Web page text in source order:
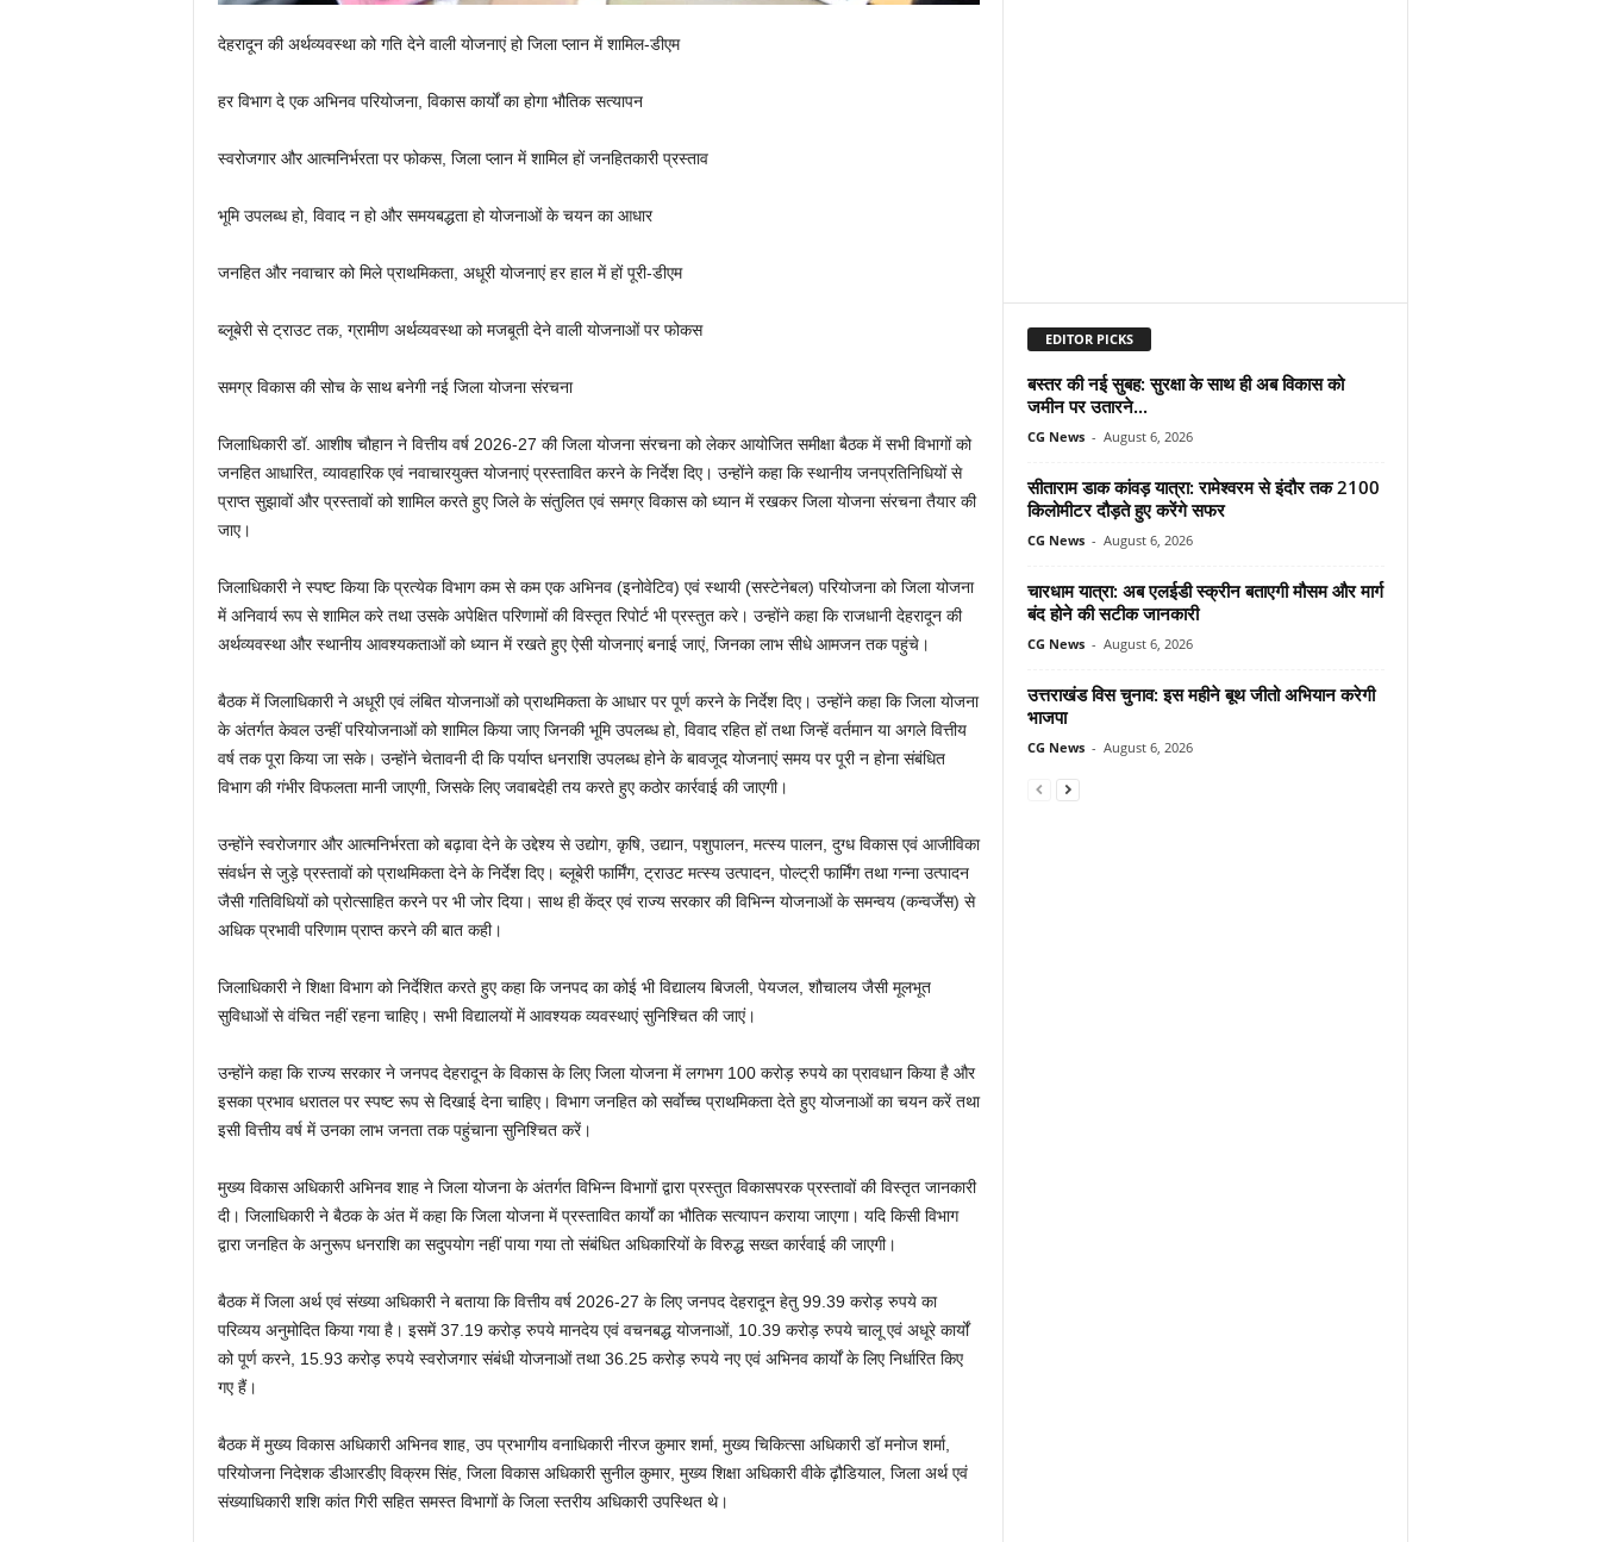
देहरादून की अर्थव्यवस्था को गति देने वाली योजनाएं हो जिला प्लान में शामिल-डीएम
हर विभाग दे एक अभिनव परियोजना, विकास कार्यों का होगा भौतिक सत्यापन
स्वरोजगार और आत्मनिर्भरता पर फोकस, जिला प्लान में शामिल हों जनहितकारी प्रस्ताव
भूमि उपलब्ध हो, विवाद न हो और समयबद्धता हो योजनाओं के चयन का आधार
जनहित और नवाचार को मिले प्राथमिकता, अधूरी योजनाएं हर हाल में हों पूरी-डीएम
ब्लूबेरी से ट्राउट तक, ग्रामीण अर्थव्यवस्था को मजबूती देने वाली योजनाओं पर फोकस
समग्र विकास की सोच के साथ बनेगी नई जिला योजना संरचना
जिलाधिकारी डॉ. आशीष चौहान ने वित्तीय वर्ष 2026-27 की जिला योजना संरचना को लेकर आयोजित समीक्षा बैठक में सभी विभागों को
जनहित आधारित, व्यावहारिक एवं नवाचारयुक्त योजनाएं प्रस्तावित करने के निर्देश दिए। उन्होंने कहा कि स्थानीय जनप्रतिनिधियों से
प्राप्त सुझावों और प्रस्तावों को शामिल करते हुए जिले के संतुलित एवं समग्र विकास को ध्यान में रखकर जिला योजना संरचना तैयार की
जाए।
जिलाधिकारी ने स्पष्ट किया कि प्रत्येक विभाग कम से कम एक अभिनव (इनोवेटिव) एवं स्थायी (सस्टेनेबल) परियोजना को जिला योजना
में अनिवार्य रूप से शामिल करे तथा उसके अपेक्षित परिणामों की विस्तृत रिपोर्ट भी प्रस्तुत करे। उन्होंने कहा कि राजधानी देहरादून की
अर्थव्यवस्था और स्थानीय आवश्यकताओं को ध्यान में रखते हुए ऐसी योजनाएं बनाई जाएं, जिनका लाभ सीधे आमजन तक पहुंचे।
बैठक में जिलाधिकारी ने अधूरी एवं लंबित योजनाओं को प्राथमिकता के आधार पर पूर्ण करने के निर्देश दिए। उन्होंने कहा कि जिला योजना
के अंतर्गत केवल उन्हीं परियोजनाओं को शामिल किया जाए जिनकी भूमि उपलब्ध हो, विवाद रहित हों तथा जिन्हें वर्तमान या अगले वित्तीय
वर्ष तक पूरा किया जा सके। उन्होंने चेतावनी दी कि पर्याप्त धनराशि उपलब्ध होने के बावजूद योजनाएं समय पर पूरी न होना संबंधित
विभाग की गंभीर विफलता मानी जाएगी, जिसके लिए जवाबदेही तय करते हुए कठोर कार्रवाई की जाएगी।
उन्होंने स्वरोजगार और आत्मनिर्भरता को बढ़ावा देने के उद्देश्य से उद्योग, कृषि, उद्यान, पशुपालन, मत्स्य पालन, दुग्ध विकास एवं आजीविका
संवर्धन से जुड़े प्रस्तावों को प्राथमिकता देने के निर्देश दिए। ब्लूबेरी फार्मिंग, ट्राउट मत्स्य उत्पादन, पोल्ट्री फार्मिंग तथा गन्ना उत्पादन
जैसी गतिविधियों को प्रोत्साहित करने पर भी जोर दिया। साथ ही केंद्र एवं राज्य सरकार की विभिन्न योजनाओं के समन्वय (कन्वर्जेंस) से
अधिक प्रभावी परिणाम प्राप्त करने की बात कही।
जिलाधिकारी ने शिक्षा विभाग को निर्देशित करते हुए कहा कि जनपद का कोई भी विद्यालय बिजली, पेयजल, शौचालय जैसी मूलभूत
सुविधाओं से वंचित नहीं रहना चाहिए। सभी विद्यालयों में आवश्यक व्यवस्थाएं सुनिश्चित की जाएं।
उन्होंने कहा कि राज्य सरकार ने जनपद देहरादून के विकास के लिए जिला योजना में लगभग 100 करोड़ रुपये का प्रावधान किया है और
इसका प्रभाव धरातल पर स्पष्ट रूप से दिखाई देना चाहिए। विभाग जनहित को सर्वाेच्च प्राथमिकता देते हुए योजनाओं का चयन करें तथा
इसी वित्तीय वर्ष में उनका लाभ जनता तक पहुंचाना सुनिश्चित करें।
मुख्य विकास अधिकारी अभिनव शाह ने जिला योजना के अंतर्गत विभिन्न विभागों द्वारा प्रस्तुत विकासपरक प्रस्तावों की विस्तृत जानकारी
दी। जिलाधिकारी ने बैठक के अंत में कहा कि जिला योजना में प्रस्तावित कार्यों का भौतिक सत्यापन कराया जाएगा। यदि किसी विभाग
द्वारा जनहित के अनुरूप धनराशि का सदुपयोग नहीं पाया गया तो संबंधित अधिकारियों के विरुद्ध सख्त कार्रवाई की जाएगी।
बैठक में जिला अर्थ एवं संख्या अधिकारी ने बताया कि वित्तीय वर्ष 2026-27 के लिए जनपद देहरादून हेतु 99.39 करोड़ रुपये का
परिव्यय अनुमोदित किया गया है। इसमें 37.19 करोड़ रुपये मानदेय एवं वचनबद्ध योजनाओं, 10.39 करोड़ रुपये चालू एवं अधूरे कार्यों
को पूर्ण करने, 15.93 करोड़ रुपये स्वरोजगार संबंधी योजनाओं तथा 36.25 करोड़ रुपये नए एवं अभिनव कार्यों के लिए निर्धारित किए
गए हैं।
बैठक में मुख्य विकास अधिकारी अभिनव शाह, उप प्रभागीय वनाधिकारी नीरज कुमार शर्मा, मुख्य चिकित्सा अधिकारी डॉ मनोज शर्मा,
परियोजना निदेशक डीआरडीए विक्रम सिंह, जिला विकास अधिकारी सुनील कुमार, मुख्य शिक्षा अधिकारी वीके ढ़ौडियाल, जिला अर्थ एवं
संख्याधिकारी शशि कांत गिरी सहित समस्त विभागों के जिला स्तरीय अधिकारी उपस्थित थे।
EDITOR PICKS
बस्तर की नई सुबह: सुरक्षा के साथ ही अब विकास को
जमीन पर उतारने...
CG News - August 6, 2026
सीताराम डाक कांवड़ यात्रा: रामेश्वरम से इंदौर तक 2100
किलोमीटर दौड़ते हुए करेंगे सफर
CG News - August 6, 2026
चारधाम यात्रा: अब एलईडी स्क्रीन बताएगी मौसम और मार्ग
बंद होने की सटीक जानकारी
CG News - August 6, 2026
उत्तराखंड विस चुनाव: इस महीने बूथ जीतो अभियान करेगी
भाजपा
CG News - August 6, 2026